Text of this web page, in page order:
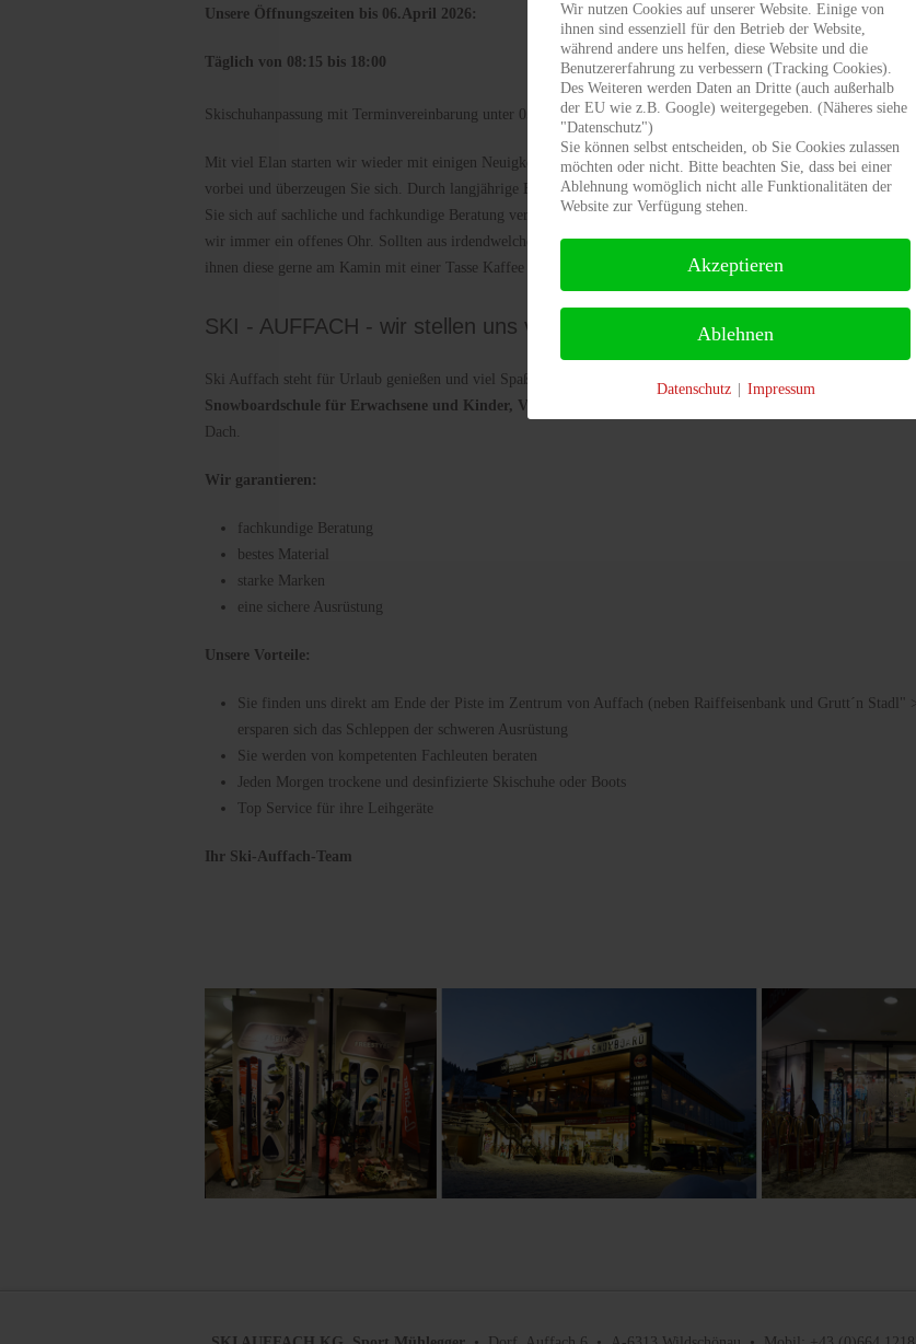
Unsere Öffnungszeiten bis 06.April 2026:
Täglich von 08:15 bis 18:00
Skischuhanpassung mit Terminvereinbarung unter 05339/21703 oder 0664/1218799 jederzeit möglich.
Mit viel Elan starten wir wieder mit einigen Neuigkeiten in die Wintersaison. Schauen Sie einfach
vorbei und überzeugen Sie sich. Durch langjährige Erfahrung rund um den Wintersport können
Sie sich auf sachliche und fachkundige Beratung verlassen. Auch für individuelle Wünsche haben
wir immer ein offenes Ohr. Sollten aus irdendwelchem Grund Wartezeiten auftreten, werden wir
ihnen diese gerne am Kamin mit einer Tasse Kaffee oder einem Getränk verkürzen.
SKI - AUFFACH - wir stellen uns vor
Ski Auffach steht für Urlaub genießen und viel Spaß im Schnee. Wir bieten ihnen
Ski- und
Snowboardschule für Erwachsene und Kinder, Verleih, Service, Depot und Shop
Dach.
Wir garantieren:
fachkundige Beratung
bestes Material
starke Marken
eine sichere Ausrüstung
Unsere Vorteile:
Sie finden uns direkt am Ende der Piste im Zentrum von Auffach (neben Raiffeisenbank und Grutt´n Stadl"
ersparen sich das Schleppen der schweren Ausrüstung
Sie werden von kompetenten Fachleuten beraten
Jeden Morgen trockene und desinfizierte Skischuhe oder Boots
Top Service für ihre Leihgeräte
Ihr Ski-Auffach-Team
Wir nutzen Cookies auf unserer Website. Einige von
ihnen sind essenziell für den Betrieb der Website,
während andere uns helfen, diese Website und die
Benutzererfahrung zu verbessern (Tracking Cookies).
Des Weiteren werden Daten an Dritte (auch außerhalb
der EU wie z.B. Google) weitergegeben. (Näheres siehe
"Datenschutz")
Sie können selbst entscheiden, ob Sie Cookies zulassen
möchten oder nicht. Bitte beachten Sie, dass bei einer
Ablehnung womöglich nicht alle Funktionalitäten der
Website zur Verfügung stehen.
Akzeptieren
Ablehnen
Datenschutz Impressum